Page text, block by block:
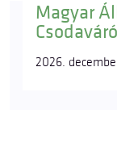
Magyar
2026.